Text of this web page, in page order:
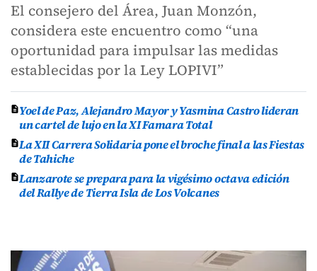
El consejero del Área, Juan Monzón,
considera este encuentro como “una
oportunidad para impulsar las medidas
establecidas por la Ley LOPIVI”
Yoel de Paz, Alejandro Mayor y Yasmina Castro lideran
un cartel de lujo en la XI Famara Total
La XII Carrera Solidaria pone el broche final a las Fiestas
de Tahiche
Lanzarote se prepara para la vigésimo octava edición
del Rallye de Tierra Isla de Los Volcanes